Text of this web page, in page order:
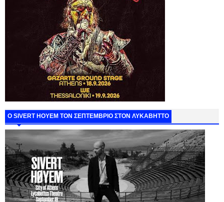
Ο SIVERT HOYEM ΤΟΝ ΣΕΠΤΕΜΒΡΙΟ ΣΤΟΝ ΛΥΚΑΒΗΤΤΟ